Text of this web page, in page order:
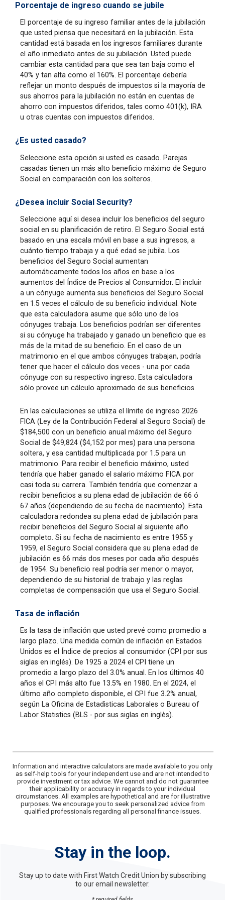
Porcentaje de ingreso cuando se jubile
El porcentaje de su ingreso familiar antes de la jubilación
que usted piensa que necesitará en la jubilación. Esta
cantidad está basada en los ingresos familiares durante
el año inmediato antes de su jubilación. Usted puede
cambiar esta cantidad para que sea tan baja como el
40% y tan alta como el 160%. El porcentaje debería
reflejar un monto después de impuestos si la mayoría de
sus ahorros para la jubilación no están en cuentas de
ahorro con impuestos diferidos, tales como 401(k), IRA
u otras cuentas con impuestos diferidos.
¿Es usted casado?
Seleccione esta opción si usted es casado. Parejas
casadas tienen un más alto beneficio máximo de Seguro
Social en comparación con los solteros.
¿Desea incluir Social Security?
Seleccione aquí si desea incluir los beneficios del seguro
social en su planificación de retiro. El Seguro Social está
basado en una escala móvil en base a sus ingresos, a
cuánto tiempo trabaja y a qué edad se jubila. Los
beneficios del Seguro Social aumentan
automáticamente todos los años en base a los
aumentos del Índice de Precios al Consumidor. El incluir
a un cónyuge aumenta sus beneficios del Seguro Social
en 1.5 veces el cálculo de su beneficio individual. Note
que esta calculadora asume que sólo uno de los
cónyuges trabaja. Los beneficios podrían ser diferentes
si su cónyuge ha trabajado y ganado un beneficio que es
más de la mitad de su beneficio. En el caso de un
matrimonio en el que ambos cónyuges trabajan, podría
tener que hacer el cálculo dos veces - una por cada
cónyuge con su respectivo ingreso. Esta calculadora
sólo provee un cálculo aproximado de sus beneficios.
En las calculaciones se utiliza el límite de ingreso 2026
FICA (Ley de la Contribución Federal al Seguro Social) de
$184,500 con un beneficio anual máximo del Seguro
Social de $49,824 ($4,152 por mes) para una persona
soltera, y esa cantidad multiplicada por 1.5 para un
matrimonio. Para recibir el beneficio máximo, usted
tendría que haber ganado el salario máximo FICA por
casi toda su carrera. También tendría que comenzar a
recibir beneficios a su plena edad de jubilación de 66 ó
67 años (dependiendo de su fecha de nacimiento). Esta
calculadora redondea su plena edad de jubilación para
recibir beneficios del Seguro Social al siguiente año
completo. Si su fecha de nacimiento es entre 1955 y
1959, el Seguro Social considera que su plena edad de
jubilación es 66 más dos meses por cada año después
de 1954. Su beneficio real podría ser menor o mayor,
dependiendo de su historial de trabajo y las reglas
completas de compensación que usa el Seguro Social.
Tasa de inflación
Es la tasa de inflación que usted prevé como promedio a
largo plazo. Una medida común de inflación en Estados
Unidos es el Índice de precios al consumidor (CPI por sus
siglas en inglés). De 1925 a 2024 el CPI tiene un
promedio a largo plazo del 3.0% anual. En los últimos 40
años el CPI más alto fue 13.5% en 1980. En el 2024, el
último año completo disponible, el CPI fue 3.2% anual,
según La Oficina de Estadìsticas Laborales o Bureau of
Labor Statistics (BLS - por sus siglas en inglès).
Information and interactive calculators are made available to you only
as self-help tools for your independent use and are not intended to
provide investment or tax advice. We cannot and do not guarantee
their applicability or accuracy in regards to your individual
circumstances. All examples are hypothetical and are for illustrative
purposes. We encourage you to seek personalized advice from
qualified professionals regarding all personal finance issues.
Stay in the loop.
Stay up to date with First Watch Credit Union by subscribing
to our email newsletter.